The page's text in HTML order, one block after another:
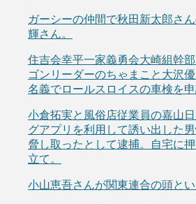
ガーシーの仲間で秋田新太郎さ
輝さん。
住吉会幸平一家義勇会大崎組幹
ゴンリーダーのちゃまこと大沢
名義でロールスロイスの車検を申
小倉拓実と風俗店従業員の嘉山
グアプリを利用して誘い出した
脅し取ったとして逮捕。自宅に
立て。
小山恵吾さんが関東連合の頭とい